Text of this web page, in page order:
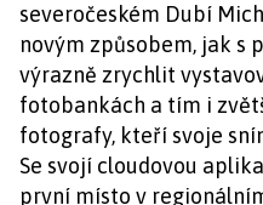
severočeském Dubí
novým způsobem, jak s
výrazně zrychlit
fotobankách a tím i
fotografy, kteří svoje
Se svojí cloudovou
první místo v